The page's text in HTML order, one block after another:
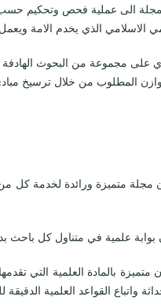
الى عملية فحص وتحكيم حسب
الاسلامي الذي يخدم الامة
على مجموعة من البحوث الهادفة
المطلوب من خلال ترسيخ
متميزة ورائدة لخدمة كل من
علمية في متناول كل باحث
بالمادة العلمية التي
واتباع القواعد العلمية